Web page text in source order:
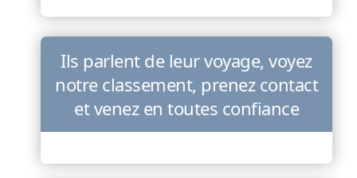
Ils parlent de leur voyage, voyez
notre classement, prenez contact
et venez en toutes confiance